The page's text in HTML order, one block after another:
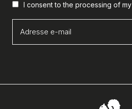
I consent to the processing of my